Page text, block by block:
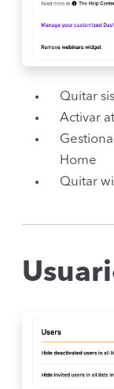
Quitar
Activar
Home
Quitar